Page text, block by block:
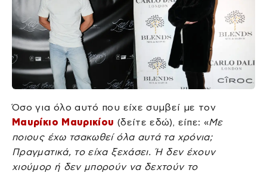
Όσο για όλο αυτό που είχε συμβεί με τον
Μαυρίκιο Μαυρικίου (δείτε εδώ), είπε: «Με
ποιους έχω τσακωθεί όλα αυτά τα χρόνια;
Πραγματικά, το είχα ξεχάσει. Ή δεν έχουν
χιούμορ ή δεν μπορούν να δεχτούν το